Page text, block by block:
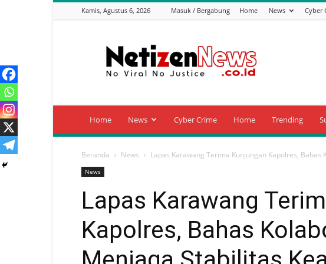
Kamis, Agustus 6, 2026 Masuk / Bergabung Home News Cyber
News
Home News Cyber Crime Home Trending
Beranda News Lapas Karawang Terima Kunjungan Kapolres,
News
Lapas Karawang
Kapolres, Bahas